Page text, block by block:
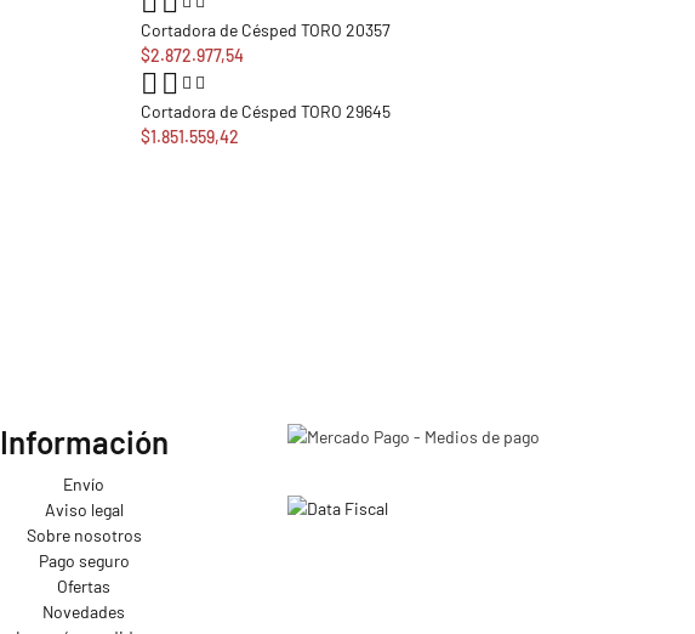
Cortadora de Césped TORO 20357
$2.872.977,54
Cortadora de Césped TORO 29645
$1.851.559,42
Información
Envío
Aviso legal
Sobre nosotros
Pago seguro
Ofertas
Novedades